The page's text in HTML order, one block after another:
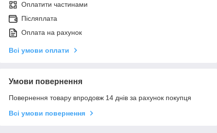
Оплатити частинами
Післяплата
Оплата на рахунок
Всі умови оплати
Умови повернення
Повернення товару впродовж 14 днів за рахунок покупця
Всі умови повернення